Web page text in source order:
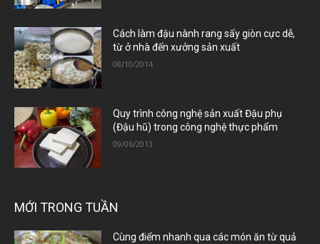
Cách làm đậu nành rang sấy giòn cực dễ,
từ ở nhà đến xưởng sản xuất
08/10/2014
Quy trình công nghệ sản xuất Đậu phụ
(Đậu hũ) trong công nghệ thực phẩm
09/06/2013
MỚI TRONG TUẦN
Cùng điểm nhanh qua các món ăn từ quả